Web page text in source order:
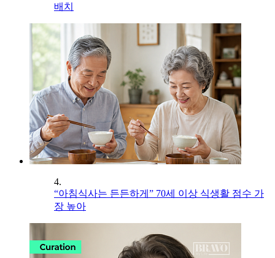
배치
4.
“아침식사는 든든하게” 70세 이상 식생활 점수 가
장 높아